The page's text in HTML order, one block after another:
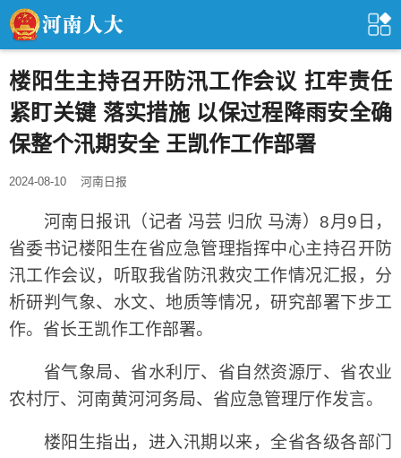
楼阳生主持召开防汛工作会议 扛牢责任
紧盯关键 落实措施 以保过程降雨安全确
保整个汛期安全 王凯作工作部署
2024-08-10 河南日报
河南日报讯（记者 冯芸 归欣 马涛）8月9日，
省委书记楼阳生在省应急管理指挥中心主持召开防
汛工作会议，听取我省防汛救灾工作情况汇报，分
析研判气象、水文、地质等情况，研究部署下步工
作。省长王凯作工作部署。
省气象局、省水利厅、省自然资源厅、省农业
农村厅、河南黄河河务局、省应急管理厅作发言。
楼阳生指出，进入汛期以来，全省各级各部门